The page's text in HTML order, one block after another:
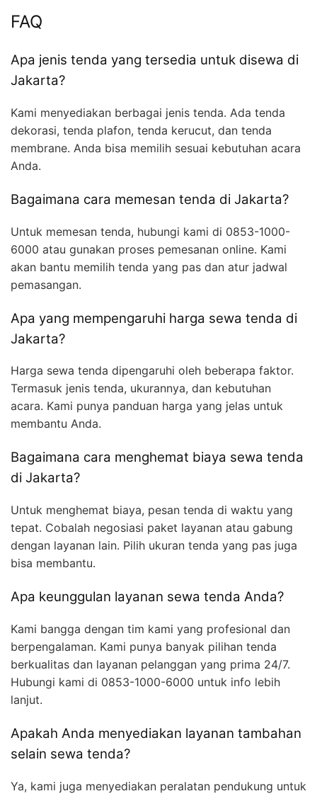
FAQ
Apa jenis tenda yang tersedia untuk disewa di
Jakarta?
Kami menyediakan berbagai jenis tenda. Ada tenda
dekorasi, tenda plafon, tenda kerucut, dan tenda
membrane. Anda bisa memilih sesuai kebutuhan acara
Anda.
Bagaimana cara memesan tenda di Jakarta?
Untuk memesan tenda, hubungi kami di 0853-1000-
6000 atau gunakan proses pemesanan online. Kami
akan bantu memilih tenda yang pas dan atur jadwal
pemasangan.
Apa yang mempengaruhi harga sewa tenda di
Jakarta?
Harga sewa tenda dipengaruhi oleh beberapa faktor.
Termasuk jenis tenda, ukurannya, dan kebutuhan
acara. Kami punya panduan harga yang jelas untuk
membantu Anda.
Bagaimana cara menghemat biaya sewa tenda
di Jakarta?
Untuk menghemat biaya, pesan tenda di waktu yang
tepat. Cobalah negosiasi paket layanan atau gabung
dengan layanan lain. Pilih ukuran tenda yang pas juga
bisa membantu.
Apa keunggulan layanan sewa tenda Anda?
Kami bangga dengan tim kami yang profesional dan
berpengalaman. Kami punya banyak pilihan tenda
berkualitas dan layanan pelanggan yang prima 24/7.
Hubungi kami di 0853-1000-6000 untuk info lebih
lanjut.
Apakah Anda menyediakan layanan tambahan
selain sewa tenda?
Ya, kami juga menyediakan peralatan pendukung untuk